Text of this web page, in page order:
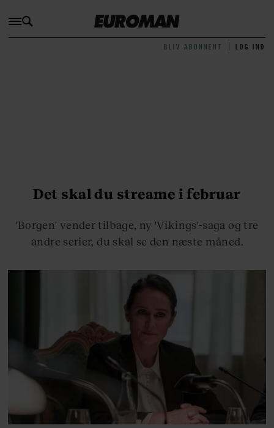
BLIV ABONNENT LOG IND
Det skal du streame i februar
'Borgen' vender tilbage, ny 'Vikings'-saga og tre
andre serier, du skal se den næste måned.